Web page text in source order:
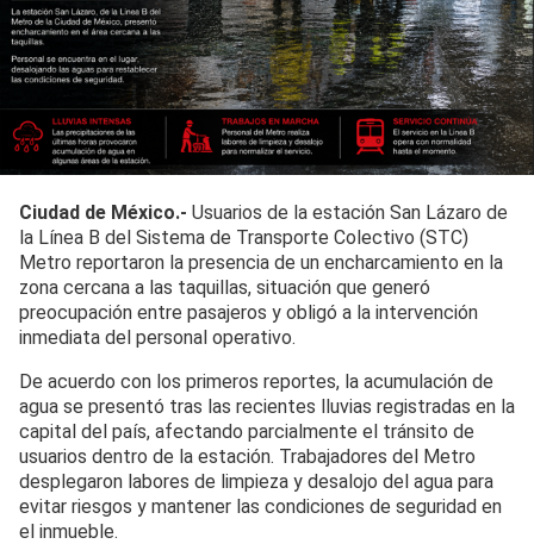
Ciudad de México.- Usuarios de la estación San Lázaro de
la Línea B del Sistema de Transporte Colectivo (STC)
Metro reportaron la presencia de un encharcamiento en la
zona cercana a las taquillas, situación que generó
preocupación entre pasajeros y obligó a la intervención
inmediata del personal operativo.
De acuerdo con los primeros reportes, la acumulación de
agua se presentó tras las recientes lluvias registradas en la
capital del país, afectando parcialmente el tránsito de
usuarios dentro de la estación. Trabajadores del Metro
desplegaron labores de limpieza y desalojo del agua para
evitar riesgos y mantener las condiciones de seguridad en
el inmueble.